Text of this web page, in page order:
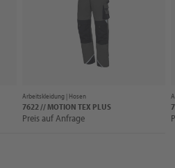
Arbeitskleidung | Hosen
7622 // MOTION TEX PLUS
Preis auf Anfrage